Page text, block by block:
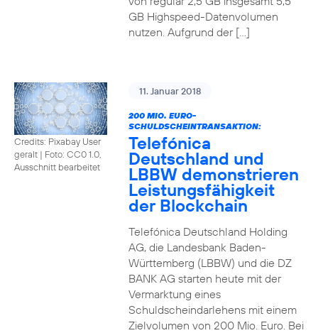
GB Highspeed-Datenvolumen
nutzen. Aufgrund der […]
Credits: Pixabay User
geralt | Foto: CC0 1.0,
Ausschnitt bearbeitet
11. Januar 2018
200 MIO. EURO-
SCHULDSCHEINTRANSAKTION:
Telefónica
Deutschland und
LBBW demonstrieren
Leistungsfähigkeit
der Blockchain
Telefónica Deutschland Holding
AG, die Landesbank Baden-
Württemberg (LBBW) und die DZ
BANK AG starten heute mit der
Vermarktung eines
Schuldscheindarlehens mit einem
Zielvolumen von 200 Mio. Euro. Bei